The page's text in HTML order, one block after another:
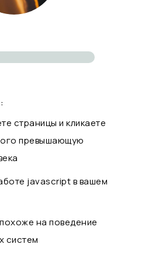
страницы и кликаете
превышающую
javascript в вашем
на поведение
систем